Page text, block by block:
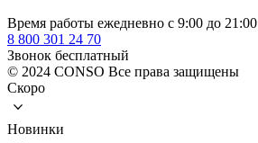
Время работы ежедневно с 9:00 до 21:00
8 800 301 24 70
Звонок бесплатный
© 2024 CONSO Все права защищены
Скоро
Новинки